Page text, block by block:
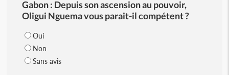
Gabon : Depuis son ascension au pouvoir,
Oligui Nguema vous parait-il compétent ?
Oui
Non
Sans avis